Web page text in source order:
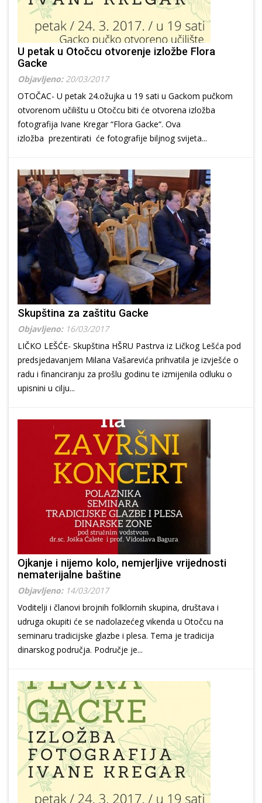
U petak u Otočcu otvorenje izložbe Flora
Gacke
Objavljeno: 20/03/2017
OTOČAC- U petak 24.ožujka u 19 sati u Gackom pučkom
otvorenom učilištu u Otočcu biti će otvorena izložba
fotografija Ivane Kregar “Flora Gacke“. Ova
izložba prezentirati će fotografije biljnog svijeta...
Skupština za zaštitu Gacke
Objavljeno: 16/03/2017
LIČKO LEŠĆE- Skupština HŠRU Pastrva iz Ličkog Lešća pod
predsjedavanjem Milana Vašarevića prihvatila je izvješće o
radu i financiranju za prošlu godinu te izmijenila odluku o
upisnini u cilju...
Ojkanje i nijemo kolo, nemjerljive vrijednosti
nematerijalne baštine
Objavljeno: 14/03/2017
Voditelji i članovi brojnih folklornih skupina, društava i
udruga okupiti će se nadolazećeg vikenda u Otočcu na
seminaru tradicijske glazbe i plesa. Tema je tradicija
dinarskog područja. Područje je...